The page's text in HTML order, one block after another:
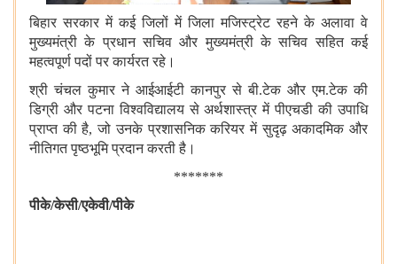
बिहार सरकार में कई जिलों में जिला मजिस्ट्रेट रहने के अलावा वे
मुख्यमंत्री के प्रधान सचिव और मुख्यमंत्री के सचिव सहित कई
महत्वपूर्ण पदों पर कार्यरत रहे।
श्री चंचल कुमार ने आईआईटी कानपुर से बी.टेक और एम.टेक की
डिग्री और पटना विश्वविद्यालय से अर्थशास्त्र में पीएचडी की उपाधि
प्राप्त की है, जो उनके प्रशासनिक करियर में सुदृढ़ अकादमिक और
नीतिगत पृष्ठभूमि प्रदान करती है।
*******
पीके/केसी/एकेवी/पीके